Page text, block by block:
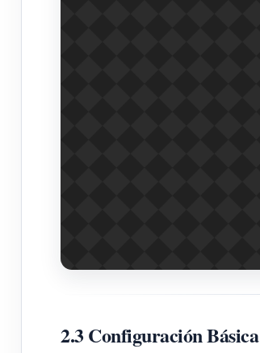
2.3 Configuración Básica